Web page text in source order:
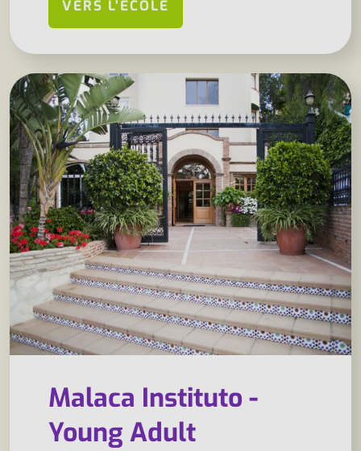
VERS L'ÉCOLE
Malaca Instituto -
Young Adult